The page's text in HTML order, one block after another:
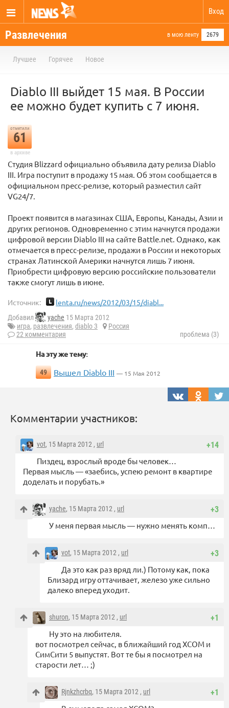
Вход
Развлечения в мою ленту 2679
Лучшее Горячее Новое
Diablo III выйдет 15 мая. В России
ее можно будет купить с 7 июня.
отметили
61
в архиве
Студия Blizzard официально объявила дату релиза Diablo
III. Игра поступит в продажу 15 мая. Об этом сообщается в
официальном пресс-релизе, который разместил сайт
VG24/7.
Проект появится в магазинах США, Европы, Канады, Азии и
других регионов. Одновременно с этим начнутся продажи
цифровой версии Diablo III на сайте Battle.net. Однако, как
отмечается в пресс-релизе, продажи в России и некоторых
странах Латинской Америки начнутся лишь 7 июня.
Приобрести цифровую версию российские пользователи
также смогут лишь в июне.
Источник: lenta.ru/news/2012/03/15/diabl...
Добавил yache 15 Марта 2012
игра, развлечения, diablo 3
Россия
22 комментария
проблема (3)
На эту же тему:
49 Вышел Diablo III — 15 Мая 2012
Комментарии участников:
+14
vot, 15 Марта 2012 , url
Пиздец, взрослый вроде бы человек…
Первая мысль — «заебись, успею ремонт в квартире
доделать и порубать.»
+3
yache, 15 Марта 2012 , url
У меня первая мысль — нужно менять комп…
+3
vot, 15 Марта 2012 , url
Да это как раз вряд ли.) Потому как, пока
Близард игру оттачивает, железо уже сильно
далеко вперед уходит.
+1
shuron, 15 Марта 2012 , url
Ну это на любителя.
вот посмотрел сейчас, в ближайший год ХСОМ и
СимСити 5 выпустят. Вот те бы я посмотрел на
старости лет… ;)
+1
Rjnkzhcrbq, 15 Марта 2012 , url